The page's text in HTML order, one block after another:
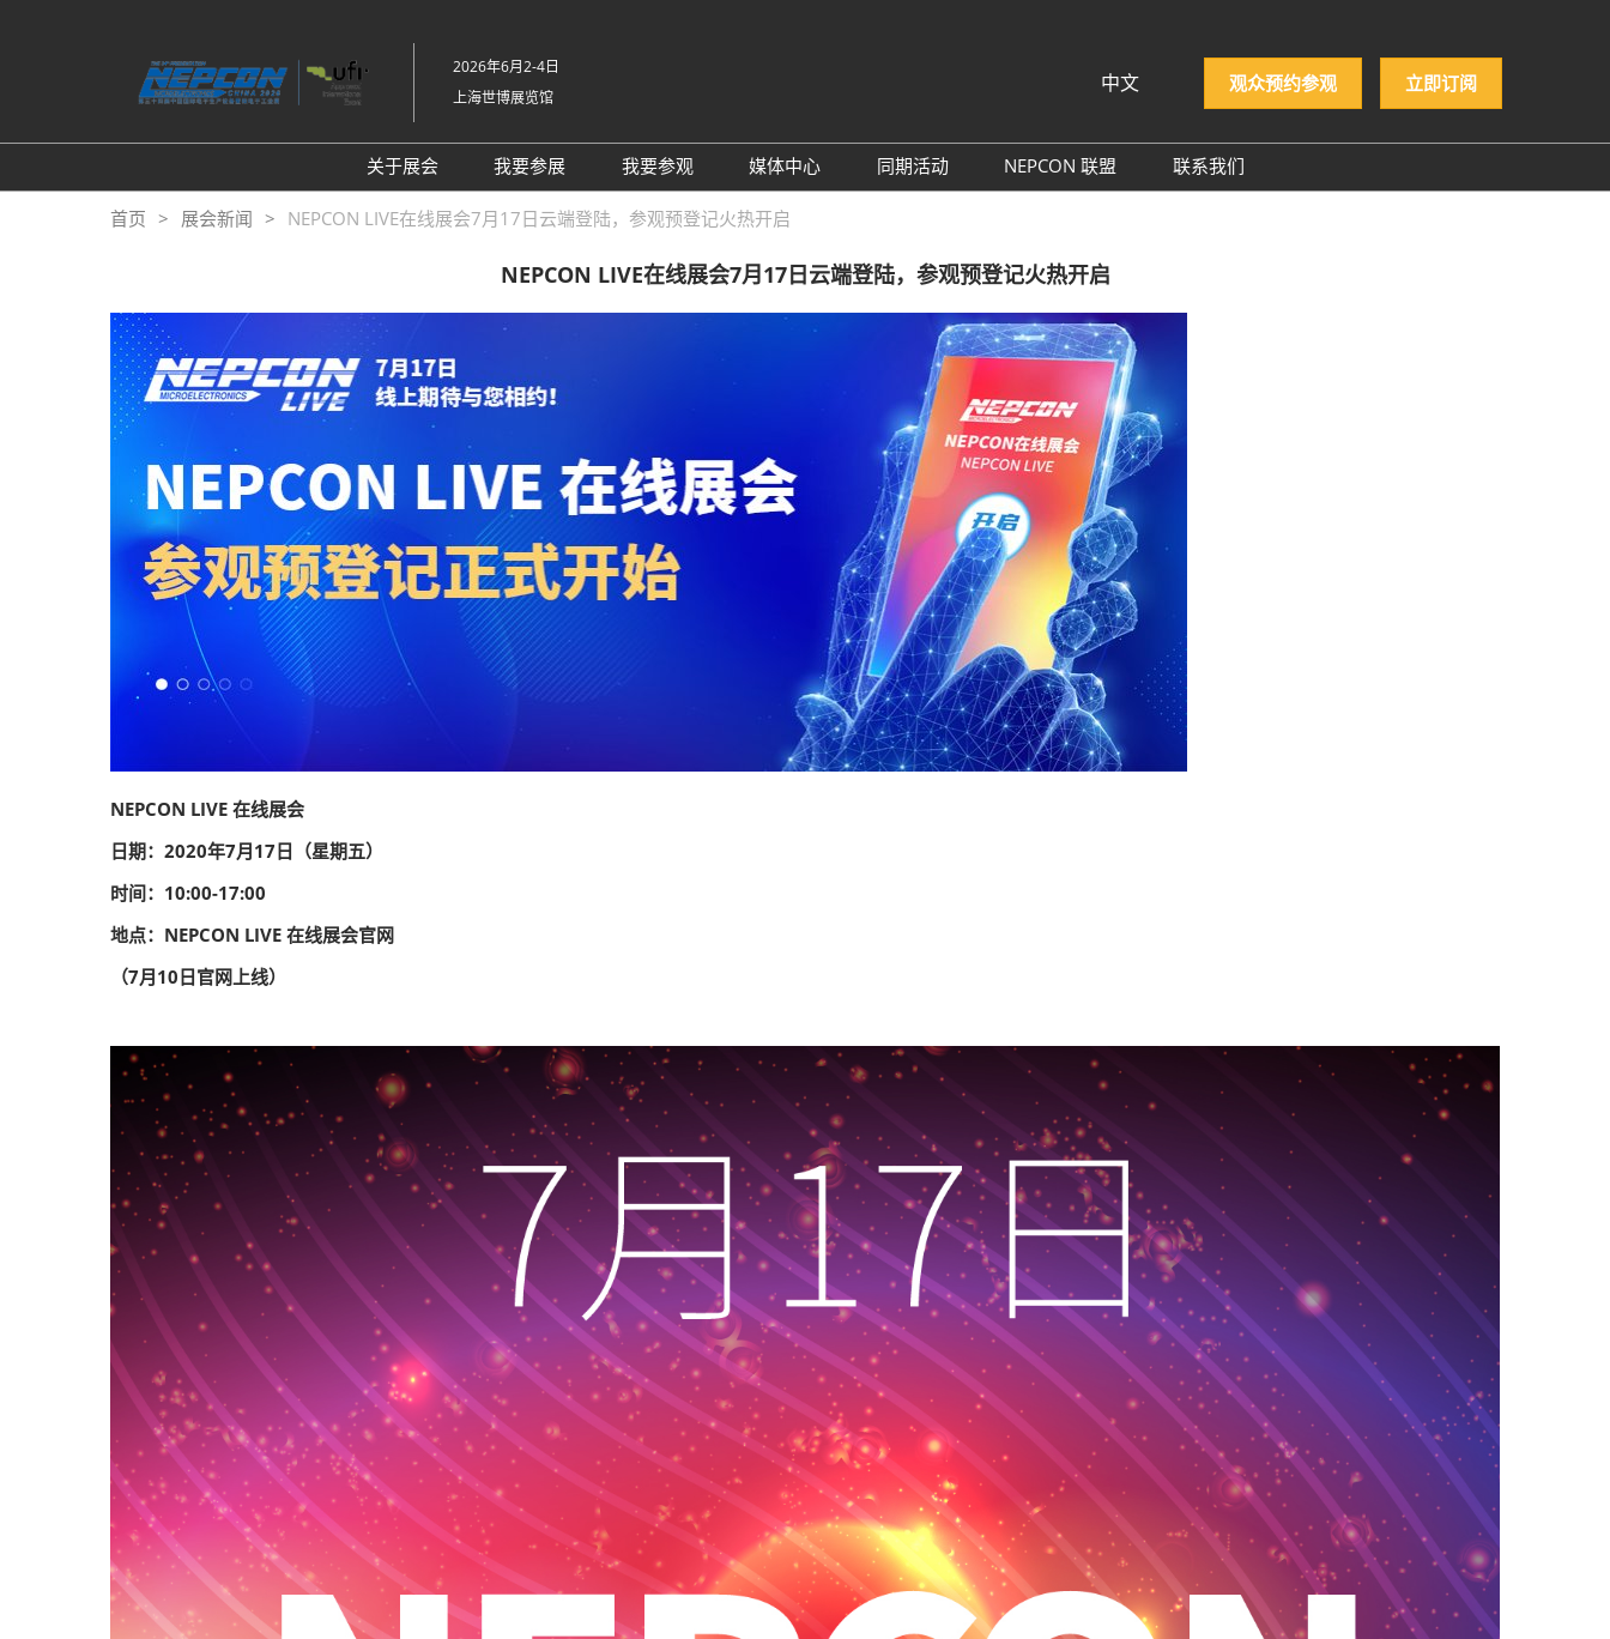
容
2026年6月2-4日
上海世博展览馆
中文
English
Tiếng Việt
日本語
korean
Русский
观众预约参观 立即订阅
关于展会
展会介绍
展品范围
我要参展
参展申请
商贸配对
智慧会刊
我要参观
参观预登记
智慧会刊
TAP特邀贵宾&商务配对服务
媒体中心
行业新闻
合作媒体
同期活动
国际交流活动
NEPCON 联盟
联系我们
首页 展会新闻 NEPCON LIVE在线展会7月17日云端登陆，参观预登记火热开启
NEPCON LIVE在线展会7月17日云端登陆，参观预登记火热开启
NEPCON LIVE 在线展会
日期：2020年7月17日（星期五）
时间：10:00-17:00
地点：NEPCON LIVE 在线展会官网
（7月10日官网上线）